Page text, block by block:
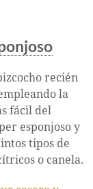
recién
la
fácil del
esponjoso y
tipos de
o canela.